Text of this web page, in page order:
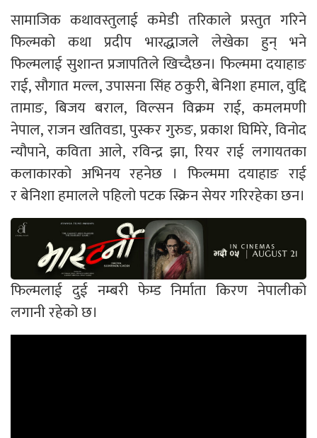
सामाजिक कथावस्तुलाई कमेडी तरिकाले प्रस्तुत गरिने
फिल्मको कथा प्रदीप भारद्धाजले लेखेका हुन् भने
फिल्मलाई सुशान्त प्रजापतिले खिच्दैछन। फिल्ममा दयाहाङ
राई, सौगात मल्ल, उपासना सिंह ठकुरी, बेनिशा हमाल, वुद्दि
तामाङ, बिजय बराल, विल्सन विक्रम राई, कमलमणी
नेपाल, राजन खतिवडा, पुस्कर गुरुङ, प्रकाश घिमिरे, विनोद
न्यौपाने, कविता आले, रविन्द्र झा, रियर राई लगायतका
कलाकारको अभिनय रहनेछ । फिल्ममा दयाहाङ राई
र बेनिशा हमालले पहिलो पटक स्क्रिन सेयर गरिरहेका छन।
फिल्मलाई दुई नम्बरी फेम्ड निर्माता किरण नेपालीको
लगानी रहेको छ।